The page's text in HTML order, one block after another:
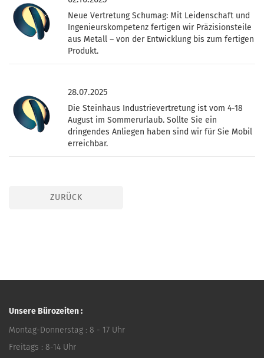
Neue Vertretung Schumag: Mit Leidenschaft und
Ingenieurskompetenz fertigen wir Präzisionsteile
aus Metall – von der Entwicklung bis zum fertigen
Produkt.
28.07.2025
Die Steinhaus Industrievertretung ist vom 4-18
August im Sommerurlaub. Sollte Sie ein
dringendes Anliegen haben sind wir für Sie Mobil
erreichbar.
ZURÜCK
Unsere Bürozeiten :
Montag-Donnerstag : 8 - 17 Uhr
Freitags : 8-14 Uhr